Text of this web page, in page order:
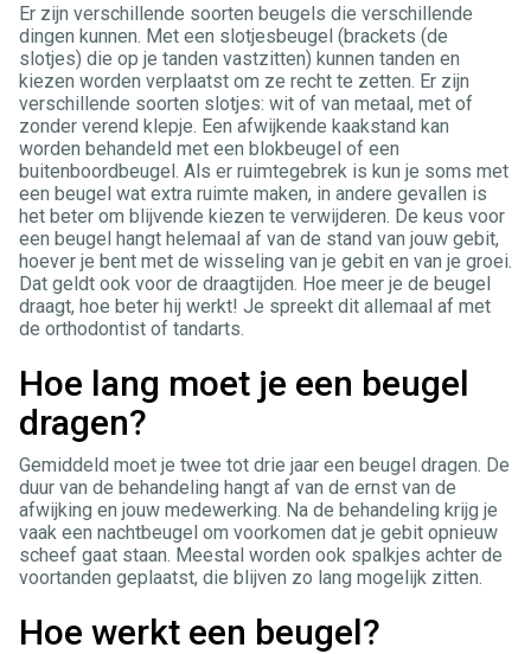
Er zijn verschillende soorten beugels die verschillende
dingen kunnen. Met een slotjesbeugel (brackets (de
slotjes) die op je tanden vastzitten) kunnen tanden en
kiezen worden verplaatst om ze recht te zetten. Er zijn
verschillende soorten slotjes: wit of van metaal, met of
zonder verend klepje. Een afwijkende kaakstand kan
worden behandeld met een blokbeugel of een
buitenboordbeugel. Als er ruimtegebrek is kun je soms met
een beugel wat extra ruimte maken, in andere gevallen is
het beter om blijvende kiezen te verwijderen. De keus voor
een beugel hangt helemaal af van de stand van jouw gebit,
hoever je bent met de wisseling van je gebit en van je groei.
Dat geldt ook voor de draagtijden. Hoe meer je de beugel
draagt, hoe beter hij werkt! Je spreekt dit allemaal af met
de orthodontist of tandarts.
Hoe lang moet je een beugel
dragen?
Gemiddeld moet je twee tot drie jaar een beugel dragen. De
duur van de behandeling hangt af van de ernst van de
afwijking en jouw medewerking. Na de behandeling krijg je
vaak een nachtbeugel om voorkomen dat je gebit opnieuw
scheef gaat staan. Meestal worden ook spalkjes achter de
voortanden geplaatst, die blijven zo lang mogelijk zitten.
Hoe werkt een beugel?